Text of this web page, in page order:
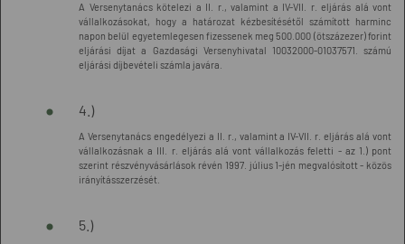
A Versenytanács kötelezi a II. r., valamint a IV-VII. r. eljárás alá vont
vállalkozásokat, hogy a határozat kézbesítésétől számított harminc
napon belül egyetemlegesen fizessenek meg 500.000 (ötszázezer) forint
eljárási díjat a Gazdasági Versenyhivatal 10032000-01037571. számú
eljárási díjbevételi számla javára.
4.)
A Versenytanács engedélyezi a II. r., valamint a IV-VII. r. eljárás alá vont
vállalkozásnak a III. r. eljárás alá vont vállalkozás feletti - az 1.) pont
szerint részvényvásárlások révén 1997. július 1-jén megvalósított - közös
irányításszerzését.
5.)